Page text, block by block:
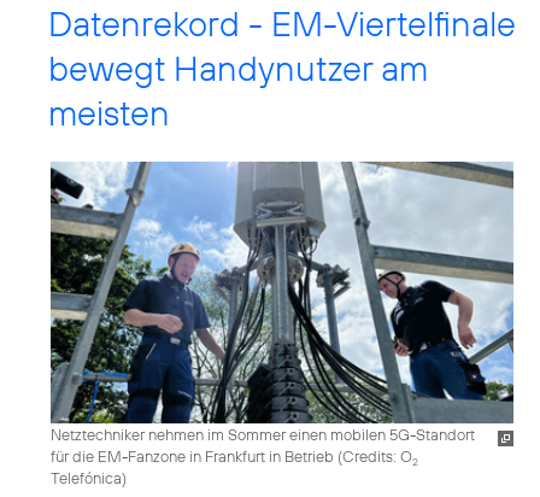
Datenrekord - EM-Viertelfinale
bewegt Handynutzer am
meisten
Netztechniker nehmen im Sommer einen mobilen 5G-Standort
für die EM-Fanzone in Frankfurt in Betrieb (Credits: O2
Telefónica)